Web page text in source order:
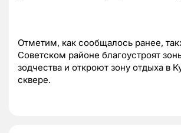
Отметим, как сообщалось ранее,
Советском районе благоустроят
зодчества и откроют зону отдыха в
сквере.